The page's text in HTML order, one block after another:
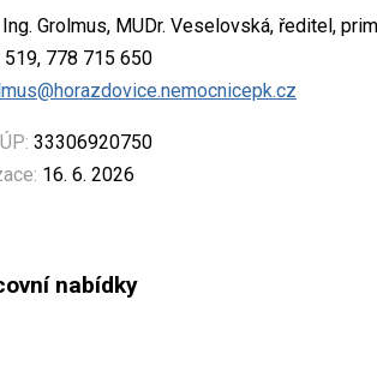
Ing. Grolmus, MUDr. Veselovská, ředitel,
778 715 650
33306920750
16. 6. 2026
nabídky